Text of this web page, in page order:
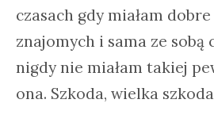
czasach gdy miałam
znajomych i sama ze sobą
nigdy nie miałam takiej
ona. Szkoda, wielka